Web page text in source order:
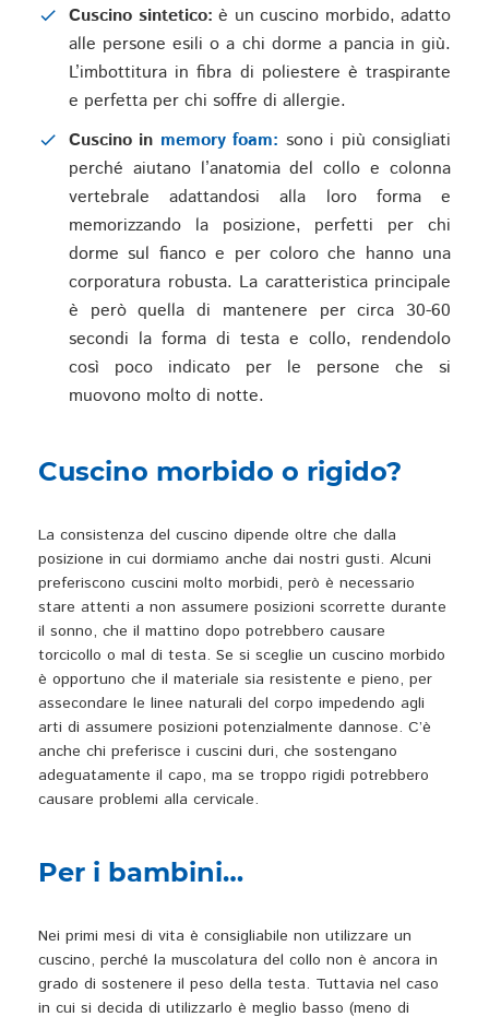
Cuscino sintetico: è un cuscino morbido, adatto
alle persone esili o a chi dorme a pancia in giù.
L’imbottitura in fibra di poliestere è traspirante
e perfetta per chi soffre di allergie.
Cuscino in memory foam: sono i più consigliati
perché aiutano l’anatomia del collo e colonna
vertebrale adattandosi alla loro forma e
memorizzando la posizione, perfetti per chi
dorme sul fianco e per coloro che hanno una
corporatura robusta. La caratteristica principale
è però quella di mantenere per circa 30-60
secondi la forma di testa e collo, rendendolo
così poco indicato per le persone che si
muovono molto di notte.
Cuscino morbido o rigido?
La consistenza del cuscino dipende oltre che dalla
posizione in cui dormiamo anche dai nostri gusti. Alcuni
preferiscono cuscini molto morbidi, però è necessario
stare attenti a non assumere posizioni scorrette durante
il sonno, che il mattino dopo potrebbero causare
torcicollo o mal di testa. Se si sceglie un cuscino morbido
è opportuno che il materiale sia resistente e pieno, per
assecondare le linee naturali del corpo impedendo agli
arti di assumere posizioni potenzialmente dannose. C’è
anche chi preferisce i cuscini duri, che sostengano
adeguatamente il capo, ma se troppo rigidi potrebbero
causare problemi alla cervicale.
Per i bambini…
Nei primi mesi di vita è consigliabile non utilizzare un
cuscino, perché la muscolatura del collo non è ancora in
grado di sostenere il peso della testa. Tuttavia nel caso
in cui si decida di utilizzarlo è meglio basso (meno di